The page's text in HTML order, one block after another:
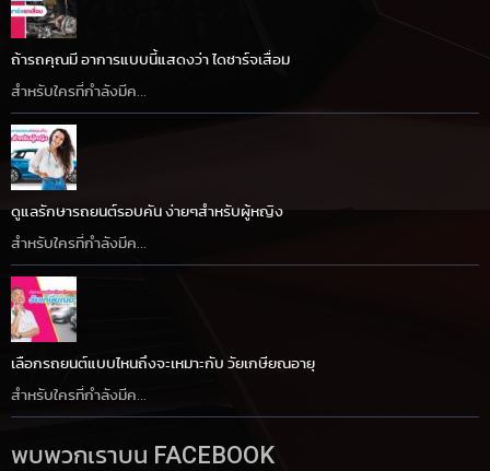
ถ้ารถคุณมี อาการแบบนี้แสดงว่า ไดชาร์จเสื่อม
สำหรับใครที่กำลังมีค...
ดูแลรักษารถยนต์รอบคัน ง่ายๆสำหรับผู้หญิง
สำหรับใครที่กำลังมีค...
เลือกรถยนต์แบบไหนถึงจะเหมาะกับ วัยเกษียณอายุ
สำหรับใครที่กำลังมีค...
พบพวกเราบน FACEBOOK